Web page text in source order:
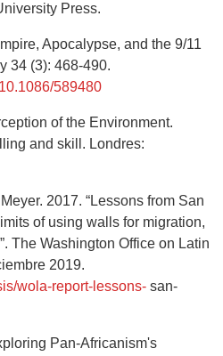
Press.
Apocalypse, and the 9/11
34 (3): 468-490.
589480
of the Environment.
and skill. Londres:
2017. “Lessons from San
of using walls for migration,
The Washington Office on Latin
2019.
wola-report-lessons- san-
Pan-Africanism's